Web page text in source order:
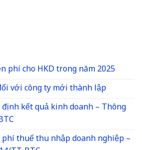
phí cho HKD trong năm 2025
với công ty mới thành lập
định kết quả kinh doanh – Thông
thuế thu nhập doanh nghiệp –